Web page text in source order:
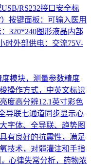
RS232接口安全标
按键面板：可输入医用
320*240图形液晶内部
时外部供电：交流75V-
度模块，测量参数精度
操作方式，中英文标识
度高分辨12.1英寸彩色
导联七通道同步显示心
字体、全导联、趋势图
有良好的抗震性，满足
技术，对弱灌注和手指
心律失常分析，药物浓